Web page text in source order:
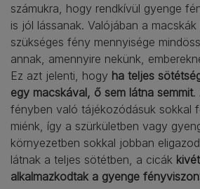
számukra, hogy rendkívül gyenge
is jól lássanak. Valójában a macskák
szükséges fény mennyisége
annak, amennyire nekünk,
Ez azt jelenti, hogy ha teljes
egy macskával, ő sem látna semmit.
fényben való tájékozódásuk sokkal
miénk, így a szürkületben vagy
környezetben sokkal jobban
látnak a teljes sötétben, a cicák
alkalmazkodtak a gyenge